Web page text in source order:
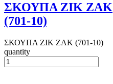
ΣΚΟΥΠΑ ΖΙΚ ΖΑΚ
(701-10)
ΣΚΟΥΠΑ ΖΙΚ ΖΑΚ (701-10)
quantity